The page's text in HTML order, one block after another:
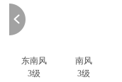
东南风
3级
南风
3级